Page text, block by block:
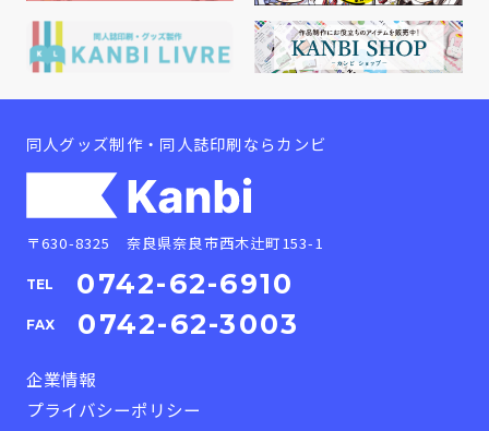
同人グッズ制作・同人誌印刷ならカンビ
〒630-8325 奈良県奈良市西木辻町153-1
TEL 0742-62-6910
FAX 0742-62-3003
企業情報
プライバシーポリシー